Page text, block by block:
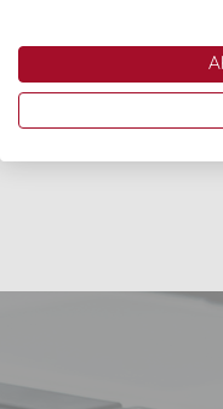
014180-
59,00 zł
Dodaj do